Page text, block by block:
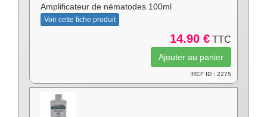
Amplificateur de nématodes 100ml
Voir cette fiche produit
14.90 € TTC
!REF ID : 2275